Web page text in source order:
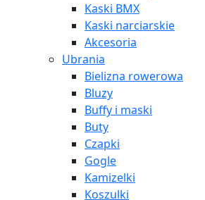
Kaski BMX
Kaski narciarskie
Akcesoria
Ubrania
Bielizna rowerowa
Bluzy
Buffy i maski
Buty
Czapki
Gogle
Kamizelki
Koszulki